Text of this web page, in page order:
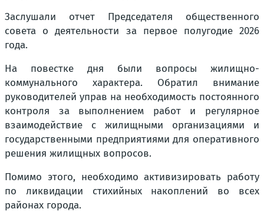
Заслушали отчет Председателя общественного
совета о деятельности за первое полугодие 2026
года.
На повестке дня были вопросы жилищно-
коммунального характера. Обратил внимание
руководителей управ на необходимость постоянного
контроля за выполнением работ и регулярное
взаимодействие с жилищными организациями и
государственными предприятиями для оперативного
решения жилищных вопросов.
Помимо этого, необходимо активизировать работу
по ликвидации стихийных накоплений во всех
районах города.